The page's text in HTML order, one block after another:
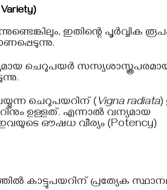
ഇതിന്റെ പൂർവ്വിക
ചെറുപയർ
ചെറുപയറിന് (Vigna radiata)
ഉള്ളത്. എന്നാൽ വന്യമായ
ഔഷധ വീര്യം (Potency)
കാട്ടുപയറിന് പ്രത്യേക